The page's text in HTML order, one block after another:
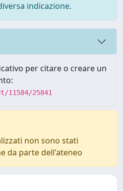
indicazione.
per citare o creare un
25841
non sono stati
da parte dell'ateneo